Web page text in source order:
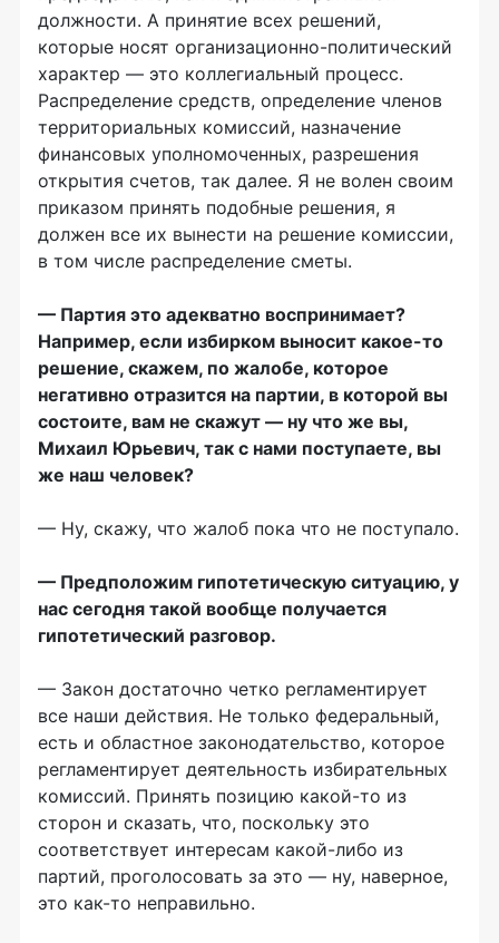
должности. А принятие всех решений,
которые носят организационно-политический
характер — это коллегиальный процесс.
Распределение средств, определение членов
территориальных комиссий, назначение
финансовых уполномоченных, разрешения
открытия счетов, так далее. Я не волен своим
приказом принять подобные решения, я
должен все их вынести на решение комиссии,
в том числе распределение сметы.
— Партия это адекватно воспринимает?
Например, если избирком выносит какое-то
решение, скажем, по жалобе, которое
негативно отразится на партии, в которой вы
состоите, вам не скажут — ну что же вы,
Михаил Юрьевич, так с нами поступаете, вы
же наш человек?
— Ну, скажу, что жалоб пока что не поступало.
— Предположим гипотетическую ситуацию, у
нас сегодня такой вообще получается
гипотетический разговор.
— Закон достаточно четко регламентирует
все наши действия. Не только федеральный,
есть и областное законодательство, которое
регламентирует деятельность избирательных
комиссий. Принять позицию какой-то из
сторон и сказать, что, поскольку это
соответствует интересам какой-либо из
партий, проголосовать за это — ну, наверное,
это как-то неправильно.